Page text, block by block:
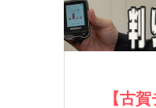
【古